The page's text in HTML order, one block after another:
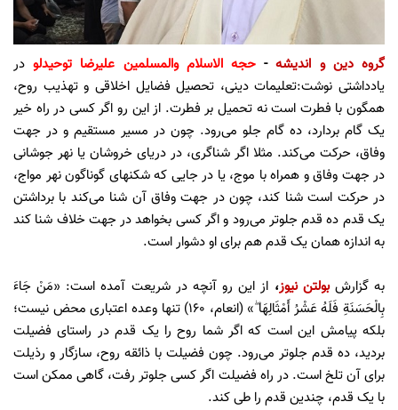
گروه دین و اندیشه- حجه الاسلام والمسلمين عليرضا توحيدلودر
یادداشتی نوشت:تعلیمات دینی، تحصیل فضایل اخلاقی و تهذیب روح،
همگون با فطرت است نه تحمیل بر فطرت. از این رو اگر کسی در راه خیر
یک گام بردارد، ده گام جلو می‌رود. چون در مسیر مستقیم و در جهت
وفاق، حرکت می‌کند. مثلا اگر شناگری، در دریای خروشان یا نهر جوشانی
در جهت وفاق و همراه با موج، یا در جایی که شکنهای گوناگون نهر مواج،
در حرکت است شنا کند، چون در جهت وفاق آن شنا می‌کند با برداشتن
یک قدم ده قدم جلوتر می‌رود و اگر کسی بخواهد در جهت خلاف شنا کند
به اندازه همان یک قدم هم برای او دشوار است.
به گزارشبولتن نیوز، از این رو آنچه در شریعت آمده است: «مَنْ جَاءَ
بِالْحَسَنَةِ فَلَهُ عَشْرُ أَمْثَالِهَا ۖ» (انعام، ۱۶۰) تنها وعده اعتباری محض نیست؛
بلکه پیامش این است که اگر شما روح را یک قدم در راستای فضیلت
بردید، ده قدم جلوتر می‌رود. چون فضیلت با ذائقه روح، سازگار و رذیلت
برای آن تلخ است. در راه فضیلت اگر کسی جلوتر رفت، گاهی ممکن است
با یک قدم، چندین قدم را طی کند.